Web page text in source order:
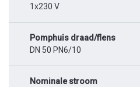
1x230 V
Pomphuis draad/flens
DN 50 PN6/10
Nominale stroom